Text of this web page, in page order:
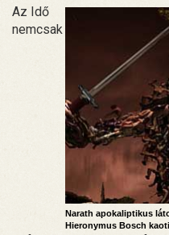
Narath apokaliptikus
Hieronymus Bosch
Az Idő
nemcsak